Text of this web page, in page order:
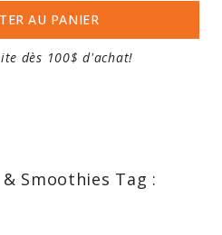
AU PANIER
dès 100$ d'achat!
Smoothies Tag :